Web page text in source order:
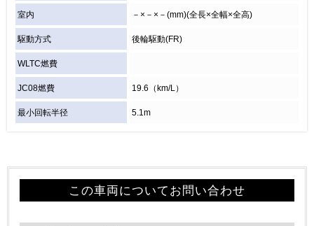
室内 －×－×－(mm)(全長×全幅×全高)
駆動方式 後輪駆動(FR)
WLTC燃費
JC08燃費 19.6（km/L）
最小回転半径 5.1m
この車両についてお問い合わせ